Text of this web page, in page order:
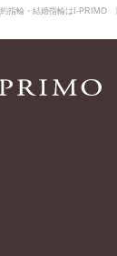
指輪・結婚指輪はI-